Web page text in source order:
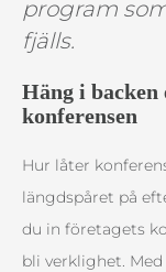
program
fjälls.
Häng i backen
konferensen
Hur låter
längdspåret på
du in företagets
bli verklighet.